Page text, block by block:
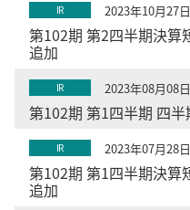
IR 2023年10月27日
第102期 第2四半期決算
追加
IR 2023年08月08日
第102期 第1四半期 四
IR 2023年07月28日
第102期 第1四半期決算
追加